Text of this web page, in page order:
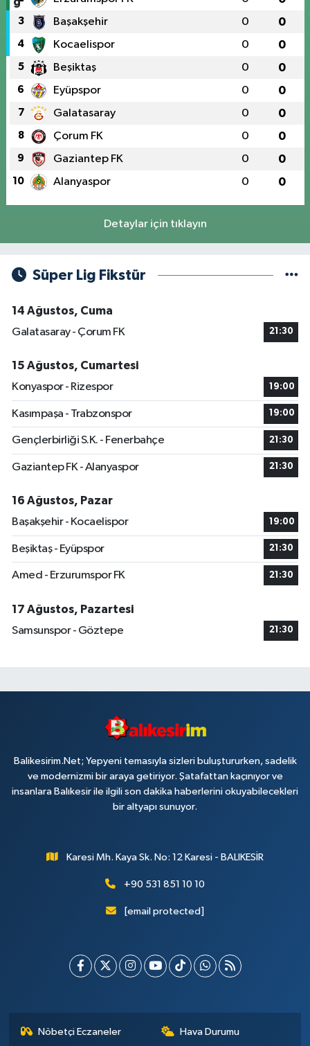
3 Başakşehir 0 0
4 Kocaelispor 0 0
5 Beşiktaş 0 0
6 Eyüpspor 0 0
7 Galatasaray 0 0
8 Çorum FK 0 0
9 Gaziantep FK 0 0
10 Alanyaspor 0 0
Detaylar için tıklayın
Süper Lig Fikstür
14 Ağustos, Cuma
Galatasaray - Çorum FK
21:30
15 Ağustos, Cumartesi
Konyaspor - Rizespor
19:00
Kasımpaşa - Trabzonspor 19:00
Gençlerbirliği S.K. - Fenerbahçe 21:30
Gaziantep FK - Alanyaspor 21:30
16 Ağustos, Pazar
Başakşehir - Kocaelispor
19:00
Beşiktaş - Eyüpspor 21:30
Amed - Erzurumspor FK 21:30
17 Ağustos, Pazartesi
Samsunspor - Göztepe
21:30
Balikesirim.Net; Yepyeni temasıyla sizleri buluştururken, sadelik
ve modernizmi bir araya getiriyor. Şatafattan kaçınıyor ve
insanlara Balıkesir ile ilgili son dakika haberlerini okuyabilecekleri
bir altyapı sunuyor.
Karesi Mh. Kaya Sk. No: 12 Karesi - BALIKESİR
+90 531 851 10 10
[email protected]
Nöbetçi Eczaneler Hava Durumu